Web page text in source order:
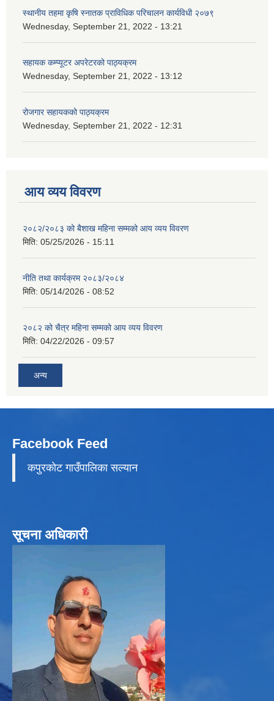
स्थानीय तहमा कृषि स्नातक प्राविधिक परिचालन कार्यविधी २०७९
Wednesday, September 21, 2022 - 13:21
सहायक कम्प्यूटर अपरेटरको पाठ्यक्रम
Wednesday, September 21, 2022 - 13:12
रोजगार सहायकको पाठ्यक्रम
Wednesday, September 21, 2022 - 12:31
आय व्यय विवरण
२०८२/२०८३ को बैशाख महिना सम्मको आय व्यय विवरण
मिति: 05/25/2026 - 15:11
नीति तथा कार्यक्रम २०८३/२०८४
मिति: 05/14/2026 - 08:52
२०८२ को चैत्र महिना सम्मको आय व्यय विवरण
मिति: 04/22/2026 - 09:57
अन्य
Facebook Feed
कपुरकाेट गाउँपालिका सल्यान
सूचना अधिकारी